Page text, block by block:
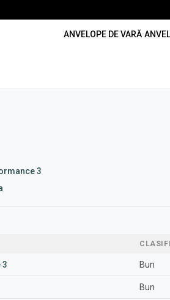
ANVELOPE DE VARĂ·
3
3 Bun
Bun